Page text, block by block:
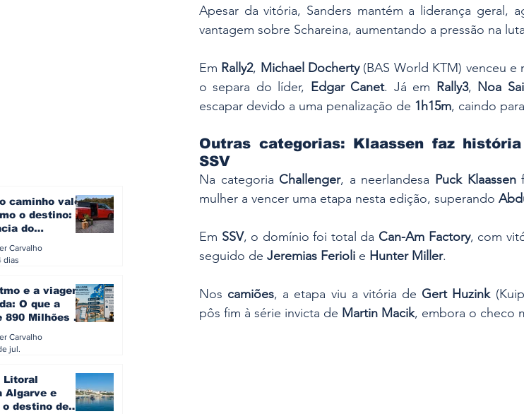
Apesar da vitória, Sanders mantém a liderança geral,
vantagem sobre Schareina, aumentando a pressão na
Em Rally2, Michael Docherty (BAS World KTM) venceu e
o separa do líder, Edgar Canet. Já em Rally3, Noa
escapar devido a uma penalização de 1h15m, caindo
Outras categorias: Klaassen faz
SSV
Na categoria Challenger, a neerlandesa Puck Klaassen
mulher a vencer uma etapa nesta edição, superando
Em SSV, o domínio foi total da Can-Am Factory, com
seguido de Jeremias Ferioli e Hunter Miller.
Nos camiões, a etapa viu a vitória de Gert Huzink
pôs fim à série invicta de Martin Macik, embora o checo
caminho vale
o destino: a
do
europeu
Carvalho
dias
e a viagem
O que a
890 Milhões à
do turista na
Carvalho
jul.
Litoral
Algarve e
o destino de